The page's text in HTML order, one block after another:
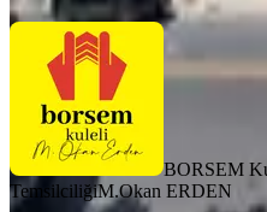
BORSEM
TemsilciliğiM.Okan ERDEN